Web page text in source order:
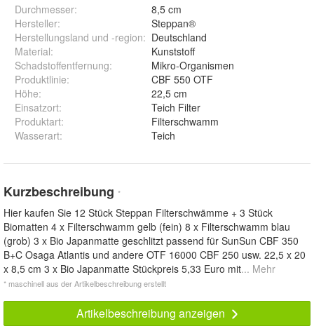
Durchmesser:
8,5 cm
Hersteller:
Steppan®
Herstellungsland und -region: Deutschland
Material:
Kunststoff
Schadstoffentfernung:
Mikro-Organismen
Produktlinie:
CBF 550 OTF
Höhe:
22,5 cm
Einsatzort:
Teich Filter
Produktart:
Filterschwamm
Wasserart: Teich
Kurzbeschreibung *
Hier kaufen Sie 12 Stück Steppan Filterschwämme + 3 Stück
Biomatten 4 x Filterschwamm gelb (fein) 8 x Filterschwamm blau
(grob) 3 x Bio Japanmatte geschlitzt passend für SunSun CBF 350
B+C Osaga Atlantis und andere OTF 16000 CBF 250 usw. 22,5 x 20
x 8,5 cm 3 x Bio Japanmatte Stückpreis 5,33 Euro mit... Mehr
* maschinell aus der Artikelbeschreibung erstellt
Artikelbeschreibung anzeigen